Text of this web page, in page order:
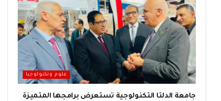
علوم وتكنولوجيا
جامعة الدلتا التكنولوجية تستعرض برامجها المتميزة